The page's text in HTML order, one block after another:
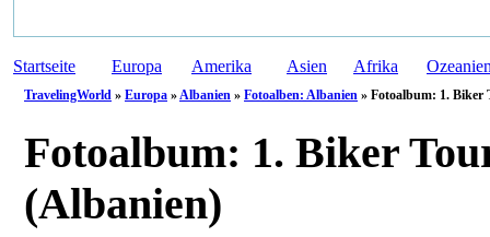
Startseite Europa Amerika Asien Afrika
TravelingWorld » Europa »Albanien » Fotoalben: Albanien » Fotoalbum: 1. Biker
Fotoalbum: 1. Biker
(Albanien)